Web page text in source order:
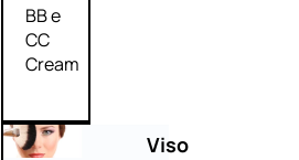
BB e
CC
Cream
Viso